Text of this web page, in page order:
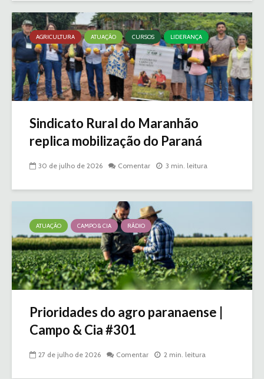
AGRICULTURA ATUAÇÃO CURSOS LIDERANÇA
Sindicato Rural do Maranhão
replica mobilização do Paraná
30 de julho de 2026 Comentar 3 min. leitura
ATUAÇÃO CAMPO & CIA RÁDIO
Prioridades do agro paranaense |
Campo & Cia #301
27 de julho de 2026 Comentar 2 min. leitura